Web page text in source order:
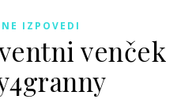
IZPOVEDI
venček